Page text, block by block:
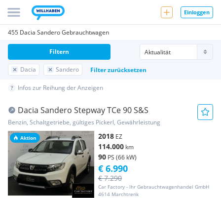
Einloggen
455 Dacia Sandero Gebrauchtwagen
Dacia Sandero Filter zurücksetzen
Filtern
Infos zur Reihung der Anzeigen
Aktion
Dacia Sandero Stepway TCe 90 S&S
Benzin, Schaltgetriebe, gültiges Pickerl, Gewährleistung
2018 EZ
114.000 km
90 PS (66 kW)
Car Factory - Ihr Gebrauchtwagenhandel GmbH
4614 Marchtrenk
€ 7.290
€ 6.990